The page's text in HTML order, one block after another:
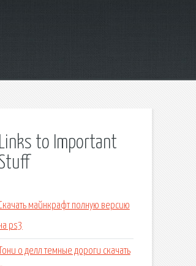
Links to Important
майнкрафт полную версию
ps3
Тони о делл темные дороги скачать